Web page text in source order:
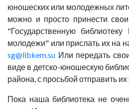
юношеских или молодежных
можно и просто принести
"Государственную
молодежи" или прислать их на
sg@libkem.su Или передать
виде в детско-юношескую
района, с просьбой отправить
Пока наша библиотека не